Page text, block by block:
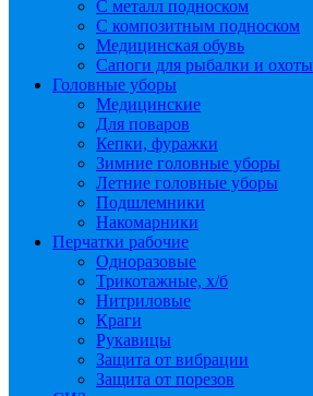
С металл подноском
С композитным подноском
Медицинская обувь
Сапоги для рыбалки и охоты
Головные уборы
Медицинские
Для поваров
Кепки, фуражки
Зимние головные уборы
Летние головные уборы
Подшлемники
Накомарники
Перчатки рабочие
Одноразовые
Трикотажные, х/б
Нитриловые
Краги
Рукавицы
Защита от вибрации
Защита от порезов